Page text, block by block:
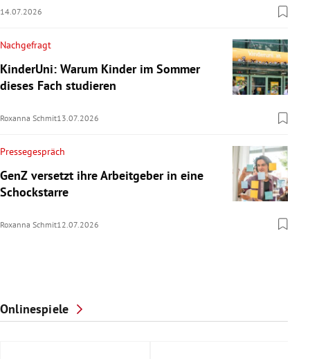
14.07.2026
Nachgefragt
KinderUni: Warum Kinder im Sommer
dieses Fach studieren
Roxanna Schmit13.07.2026
Pressegespräch
GenZ versetzt ihre Arbeitgeber in eine
Schockstarre
Roxanna Schmit12.07.2026
Onlinespiele